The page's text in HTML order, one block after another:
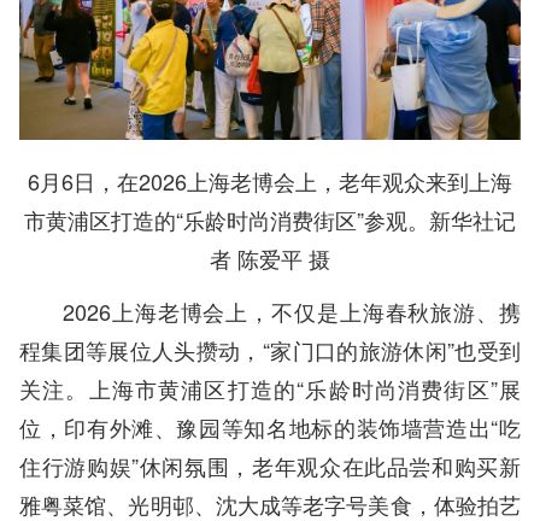
6月6日，在2026上海老博会上，老年观众来到上海
市黄浦区打造的“乐龄时尚消费街区”参观。新华社记
者 陈爱平 摄
2026上海老博会上，不仅是上海春秋旅游、携
程集团等展位人头攒动，“家门口的旅游休闲”也受到
关注。上海市黄浦区打造的“乐龄时尚消费街区”展
位，印有外滩、豫园等知名地标的装饰墙营造出“吃
住行游购娱”休闲氛围，老年观众在此品尝和购买新
雅粤菜馆、光明邨、沈大成等老字号美食，体验拍艺